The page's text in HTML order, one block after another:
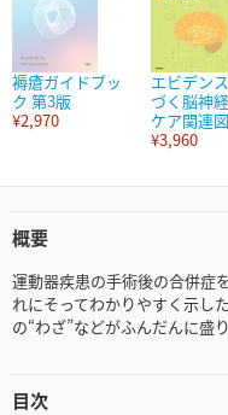
褥瘡ガイドブッ
ク 第3版
¥2,970
エビデン
づく脳神
ケア関連
¥3,960
概要
運動器疾患の手術後の合併症
れにそってわかりやすく示し
の“わざ”などがふんだんに盛
目次